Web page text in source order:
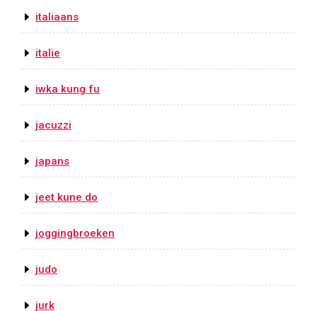
italiaans
italie
iwka kung fu
jacuzzi
japans
jeet kune do
joggingbroeken
judo
jurk